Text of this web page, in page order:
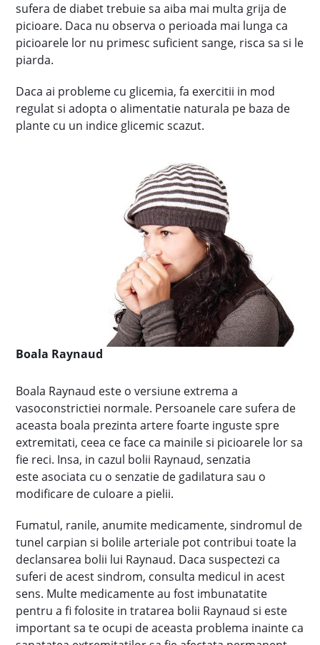
sufera de diabet trebuie sa aiba mai multa grija de
picioare. Daca nu observa o perioada mai lunga ca
picioarele lor nu primesc suficient sange, risca sa si le
piarda.
Daca ai probleme cu glicemia, fa exercitii in mod
regulat si adopta o alimentatie naturala pe baza de
plante cu un indice glicemic scazut.
Boala Raynaud
Boala Raynaud este o versiune extrema a
vasoconstrictiei normale. Persoanele care sufera de
aceasta boala prezinta artere foarte inguste spre
extremitati, ceea ce face ca mainile si picioarele lor sa
fie reci. Insa, in cazul bolii Raynaud, senzatia
este asociata cu o senzatie de gadilatura sau o
modificare de culoare a pielii.
Fumatul, ranile, anumite medicamente, sindromul de
tunel carpian si bolile arteriale pot contribui toate la
declansarea bolii lui Raynaud. Daca suspectezi ca
suferi de acest sindrom, consulta medicul in acest
sens. Multe medicamente au fost imbunatatite
pentru a fi folosite in tratarea bolii Raynaud si este
important sa te ocupi de aceasta problema inainte ca